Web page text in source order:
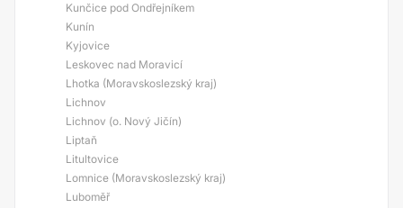
Kunčice pod Ondřejníkem
Kunín
Kyjovice
Leskovec nad Moravicí
Lhotka (Moravskoslezský kraj)
Lichnov
Lichnov (o. Nový Jičín)
Liptaň
Litultovice
Lomnice (Moravskoslezský kraj)
Luboměř